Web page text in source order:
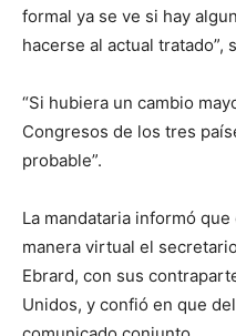
formal ya se ve si hay
hacerse al actual tratado”,
“Si hubiera un cambio
Congresos de los tres
probable”.
La mandataria informó
manera virtual el
Ebrard, con sus
Unidos, y confió en que